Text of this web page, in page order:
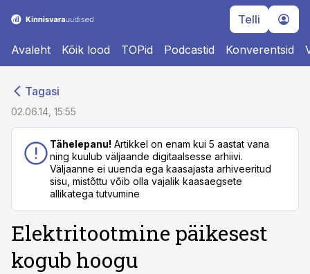
Telli
Avaleht Kõik lood TOPid Podcastid Konverentsid
Tagasi
02.06.14, 15:55
Tähelepanu! Artikkel on enam kui 5 aastat vana
ning kuulub väljaande digitaalsesse arhiivi.
Väljaanne ei uuenda ega kaasajasta arhiveeritud
sisu, mistõttu võib olla vajalik kaasaegsete
allikatega tutvumine
Elektritootmine päikesest
kogub hoogu